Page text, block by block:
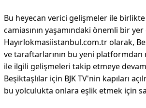
Bu heyecan verici gelişmeler ile birlikte
camiasının yaşamındaki önemli bir
Hayırlokmasiistanbul.com.tr olarak,
ve taraftarlarının bu yeni platformdan
ile ilgili gelişmeleri takip etmeye
Beşiktaşlılar için BJK TV'nin kapıları
bu yolculukta onlara eşlik etmek için